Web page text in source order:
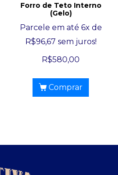
Forro de Teto Interno
(Gelo)
Parcele em até 6x de
R$96,67 sem juros!
R$580,00
Comprar